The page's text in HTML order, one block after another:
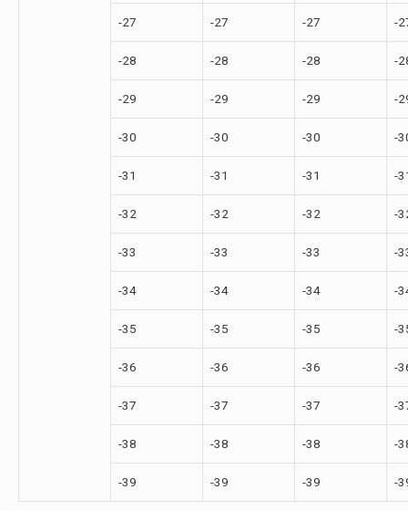
-27 -27 -27 -
-28 -28 -28 -
-29 -29 -29 -
-30 -30 -30 -
-31 -31 -31 -
-32 -32 -32 -
-33 -33 -33 -
-34 -34 -34 -
-35 -35 -35 -
-36 -36 -36 -
-37 -37 -37 -
-38 -38 -38 -
-39 -39 -39 -